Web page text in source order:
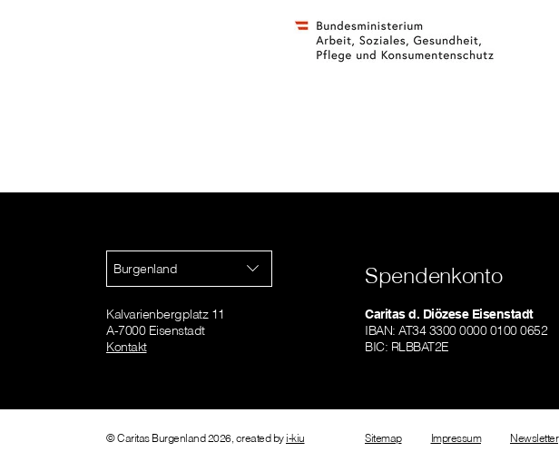
Burgenland
Kalvarienbergplatz 11
A-7000 Eisenstadt
Kontakt
Spendenkonto
Caritas d. Diözese Eisenstadt
IBAN: AT34 3300 0000 0100 0652
BIC: RLBBAT2E
© Caritas Burgenland 2026, created by i-kiu Sitemap Impressum Newsletter